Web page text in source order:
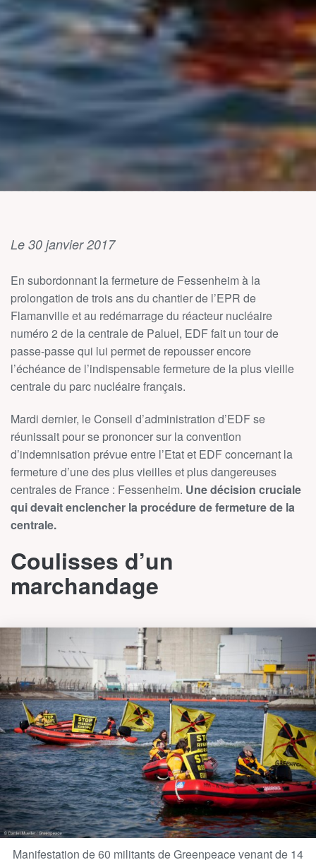
Le 30 janvier 2017
En subordonnant la fermeture de Fessenheim à la
prolongation de trois ans du chantier de l’EPR de
Flamanville et au redémarrage du réacteur nucléaire
numéro 2 de la centrale de Paluel, EDF fait un tour de
passe-passe qui lui permet de repousser encore
l’échéance de l’indispensable fermeture de la plus vieille
centrale du parc nucléaire français.
Mardi dernier, le Conseil d’administration d’EDF se
réunissait pour se prononcer sur la convention
d’indemnisation prévue entre l’Etat et EDF concernant la
fermeture d’une des plus vieilles et plus dangereuses
centrales de France : Fessenheim. Une décision cruciale
qui devait enclencher la procédure de fermeture de la
centrale.
Coulisses d’un
marchandage
Manifestation de 60 militants de Greenpeace venant de 14